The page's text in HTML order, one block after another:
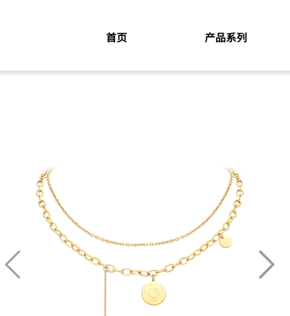
首页 产品系列